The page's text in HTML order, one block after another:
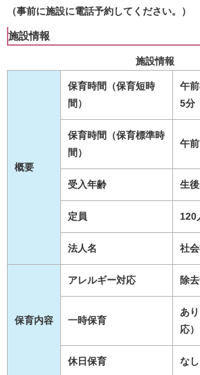
（事前に施設に電話予約してください。）
施設情報
施設情報
概要
保育時間（保育短時
間）
午
5分
保育時間（保育標準時
間）
午
受入年齢 生
定員 120
法人名 社
保育内容
アレルギー対応 除
一時保育
あ
応
休日保育 なし